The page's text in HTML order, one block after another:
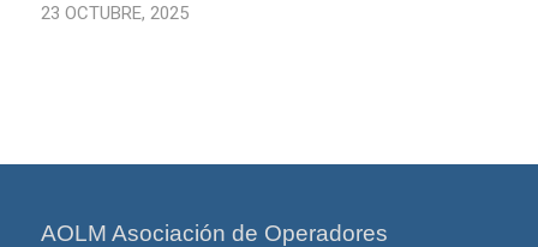
23 OCTUBRE, 2025
AOLM Asociación de Operadores